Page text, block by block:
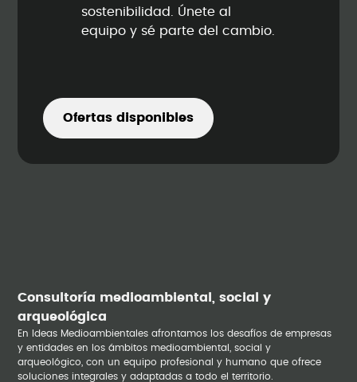
sostenibilidad. Únete al
equipo y sé parte del cambio.
Ofertas disponibles
Consultoría medioambiental, social y
arqueológica
En Ideas Medioambientales afrontamos los desafíos de empresas
y entidades en los ámbitos medioambiental, social y
arqueológico, con un equipo profesional y humano que ofrece
soluciones integrales y adaptadas a todo el territorio.